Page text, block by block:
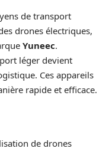
de transport
drones électriques,
Yuneec.
léger devient
Ces appareils
rapide et efficace.
de drones